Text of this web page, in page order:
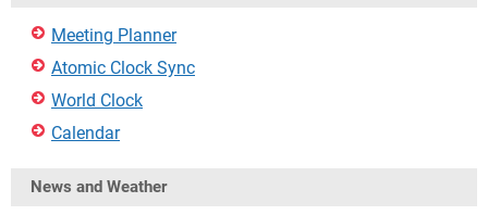
Meeting Planner
Atomic Clock Sync
World Clock
Calendar
News and Weather